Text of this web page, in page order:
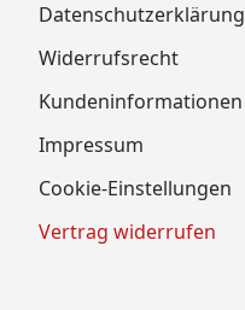
Datenschutzerklärung
Widerrufsrecht
Kundeninformationen
Impressum
Cookie-Einstellungen
Vertrag widerrufen